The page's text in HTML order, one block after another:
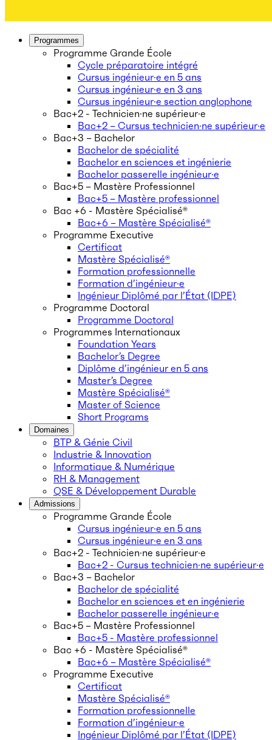
Programmes
Programme Grande École
Cycle préparatoire intégré
Cursus ingénieur·e en 5 ans
Cursus ingénieur·e en 3 ans
Cursus ingénieur·e section anglophone
Bac+2 - Technicien·ne supérieur·e
Bac+2 – Cursus technicien·ne supérieur·e
Bac+3 – Bachelor
Bachelor de spécialité
Bachelor en sciences et ingénierie
Bachelor passerelle ingénieur·e
Bac+5 – Mastère Professionnel
Bac+5 – Mastère professionnel
Bac +6 - Mastère Spécialisé®
Bac+6 – Mastère Spécialisé®
Programme Executive
Certificat
Mastère Spécialisé®
Formation professionnelle
Formation d’ingénieur·e
Ingénieur Diplômé par l’État (IDPE)
Programme Doctoral
Programme Doctoral
Programmes Internationaux
Foundation Years
Bachelor’s Degree
Diplôme d’ingénieur en 5 ans
Master’s Degree
Mastère Spécialisé®
Master of Science
Short Programs
Domaines
BTP & Génie Civil
Industrie & Innovation
Informatique & Numérique
RH & Management
QSE & Développement Durable
Admissions
Programme Grande École
Cursus ingénieur·e en 5 ans
Cursus ingénieur·e en 3 ans
Bac+2 - Technicien·ne supérieur·e
Bac+2 - Cursus technicien·ne supérieur·e
Bac+3 – Bachelor
Bachelor de spécialité
Bachelor en sciences et en ingénierie
Bachelor passerelle ingénieur·e
Bac+5 – Mastère Professionnel
Bac+5 - Mastère professionnel
Bac +6 - Mastère Spécialisé®
Bac+6 – Mastère Spécialisé®
Programme Executive
Certificat
Mastère Spécialisé®
Formation professionnelle
Formation d’ingénieur·e
Ingénieur Diplômé par l’État (IDPE)